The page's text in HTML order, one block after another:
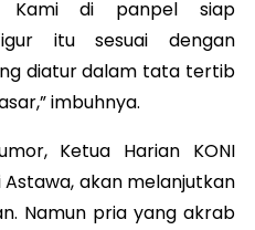
Kami di panpel siap
itu sesuai dengan
diatur dalam tata tertib
imbuhnya.
Ketua Harian KONI
Astawa, akan melanjutkan
Namun pria yang akrab